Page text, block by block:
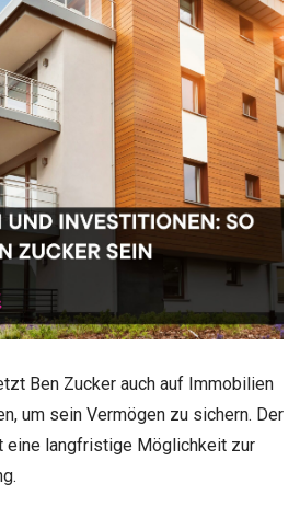
Ben Zucker auch auf Immobilien
um sein Vermögen zu sichern. Der
eine langfristige Möglichkeit zur